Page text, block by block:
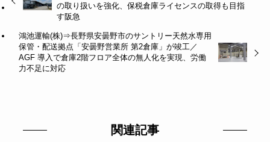
の取り扱いを強化、保税倉庫ライセンスの取得も目指
す阪急
鴻池運輸(株)⇒長野県安曇野市のサントリー天然水専用
保管・配送拠点「安曇野営業所 第2倉庫」が竣工／
AGF 導入で倉庫2階フロア全体の無人化を実現、労働
力不足に対応
関連記事